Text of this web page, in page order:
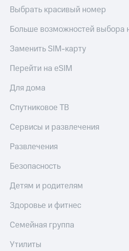
Реквизиты
развитие
На главную
Выбрать красивый номер
Больше возможностей выбора
Заменить SIM-карту
Перейти на eSIM
Для дома
Спутниковое ТВ
Сервисы и развлечения
Развлечения
Безопасность
Детям и родителям
Здоровье и фитнес
Семейная группа
Утилиты